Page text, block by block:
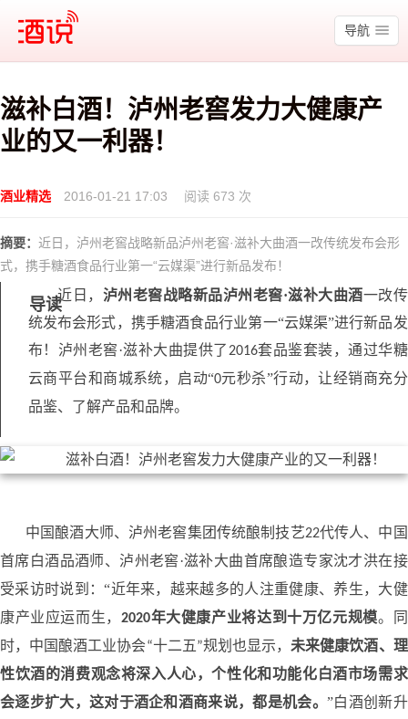
酒说
导航
滋补白酒！泸州老窖发力大健康产
业的又一利器！
酒业精选 2016-01-21 17:03 阅读 673 次
摘要： 近日，泸州老窖战略新品泸州老窖·滋补大曲酒一改传统发布会形
式，携手糖酒食品行业第一“云媒渠”进行新品发布！
导读
近日， 泸州老窖战略新品泸州老窖·滋补大曲酒一改传
统发布会形式，携手糖酒食品行业第一“云媒渠”进行新品发
布！泸州老窖·滋补大曲提供了2016套品鉴套装，通过华糖
云商平台和商城系统，启动“0元秒杀”行动，让经销商充分
品鉴、了解产品和品牌。
中国酿酒大师、泸州老窖集团传统酿制技艺22代传人、中国
首席白酒品酒师、泸州老窖·滋补大曲首席酿造专家沈才洪在接
受采访时说到：“近年来，越来越多的人注重健康、养生，大健
康产业应运而生， 2020年大健康产业将达到十万亿元规模。同
时，中国酿酒工业协会“十二五”规划也显示， 未来健康饮酒、理
性饮酒的消费观念将深入人心，个性化和功能化白酒市场需求
会逐步扩大，这对于酒企和酒商来说，都是机会。 ”白酒创新升